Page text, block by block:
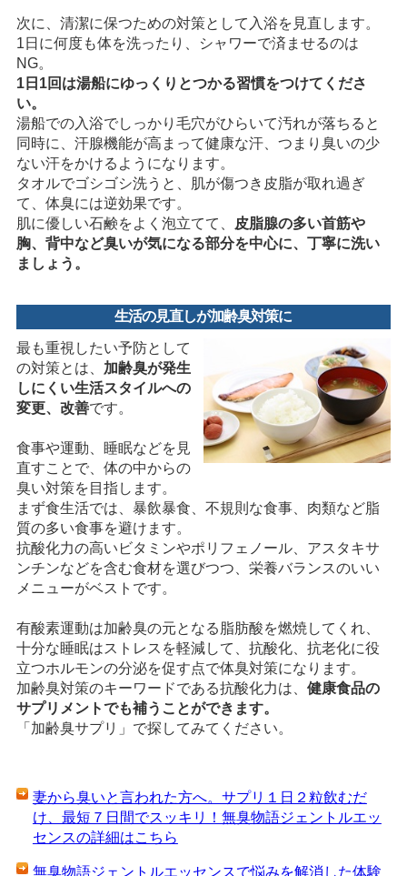
次に、清潔に保つための対策として入浴を見直します。
1日に何度も体を洗ったり、シャワーで済ませるのは
NG。
1日1回は湯船にゆっくりとつかる習慣をつけてくださ
い。
湯船での入浴でしっかり毛穴がひらいて汚れが落ちると
同時に、汗腺機能が高まって健康な汗、つまり臭いの少
ない汗をかけるようになります。
タオルでゴシゴシ洗うと、肌が傷つき皮脂が取れ過ぎ
て、体臭には逆効果です。
肌に優しい石鹸をよく泡立てて、
皮脂腺の多い首筋や
胸、背中など臭いが気になる部分を中心に、丁寧に洗い
ましょう。
生活の見直しが加齢臭対策に
最も重視したい予防として
の対策とは、 加齢臭が発生
しにくい生活スタイルへの
変更、改善です。
食事や運動、睡眠などを見
直すことで、体の中からの
臭い対策を目指します。
まず食生活では、暴飲暴食、不規則な食事、肉類など脂
質の多い食事を避けます。
抗酸化力の高いビタミンやポリフェノール、アスタキサ
ンチンなどを含む食材を選びつつ、栄養バランスのいい
メニューがベストです。
有酸素運動は加齢臭の元となる脂肪酸を燃焼してくれ、
十分な睡眠はストレスを軽減して、抗酸化、抗老化に役
立つホルモンの分泌を促す点で体臭対策になります。
加齢臭対策のキーワードである抗酸化力は、 健康食品の
サプリメントでも補うことができます。
「加齢臭サプリ」で探してみてください。
妻から臭いと言われた方へ。サプリ１日２粒飲むだ
け、最短７日間でスッキリ！無臭物語ジェントルエッ
センスの詳細はこちら
無臭物語ジェントルエッセンスで悩みを解消した体験